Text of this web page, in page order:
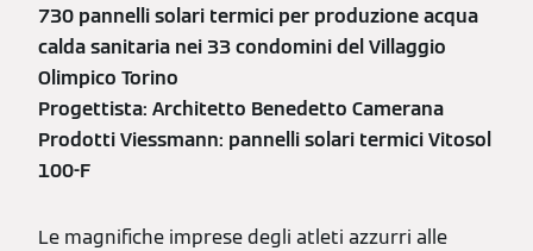
730 pannelli solari termici per produzione acqua
calda sanitaria nei 33 condomini del Villaggio
Olimpico Torino
Progettista: Architetto Benedetto Camerana
Prodotti Viessmann: pannelli solari termici Vitosol
100-F
Le magnifiche imprese degli atleti azzurri alle